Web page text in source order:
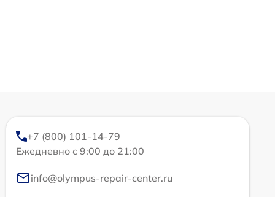
+7 (800) 101-14-79
Ежедневно с 9:00 до 21:00
info@olympus-repair-center.ru